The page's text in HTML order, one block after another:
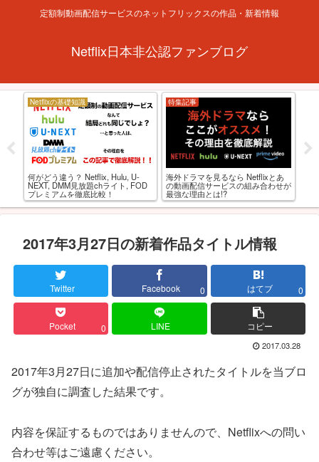
定額制動画配信サービスのネットフリックスの作品・新着情報
Netflix日本非公認ファンブログ
Netflixの基礎知識
何がどう違う？ Netflix, Hulu, U-
NEXT, DMM見放題chライト, FOD
プレミアムを徹底比較！
特集記事
海外ドラマを見るなら Netflixとあ
の動画配信サービスの組み合わせが
最強な理由とは!?
2017年3月27日の新着作品タイトル情報
Twitter Facebook 0 はてブ 0
Pocket 0 LINE コピー
2017.03.28
2017年3月27日に追加や配信停止されたタイトルを当ブロ
グが独自に調査した結果です。
内容を保証するものではありませんので、Netflixへの問い
合わせ等はご遠慮ください。